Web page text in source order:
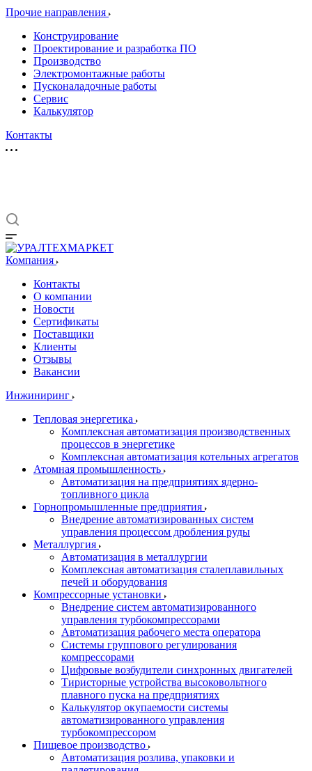
Прочие направления
Конструирование
Проектирование и разработка ПО
Производство
Электромонтажные работы
Пусконаладочные работы
Сервис
Калькулятор
Контакты
Компания
Контакты
О компании
Новости
Сертификаты
Поставщики
Клиенты
Отзывы
Вакансии
Инжиниринг
Тепловая энергетика
Комплексная автоматизация производственных
процессов в энергетике
Комплексная автоматизация котельных агрегатов
Атомная промышленность
Автоматизация на предприятиях ядерно-
топливного цикла
Горнопромышленные предприятия
Внедрение автоматизированных систем
управления процессом дробления руды
Металлургия
Автоматизация в металлургии
Комплексная автоматизация сталеплавильных
печей и оборудования
Компрессорные установки
Внедрение систем автоматизированного
управления турбокомпрессорами
Автоматизация рабочего места оператора
Системы группового регулирования
компрессорами
Цифровые возбудители синхронных двигателей
Тиристорные устройства высоковольтного
плавного пуска на предприятиях
Калькулятор окупаемости системы
автоматизированного управления
турбокомпрессором
Пищевое производство
Автоматизация розлива, упаковки и